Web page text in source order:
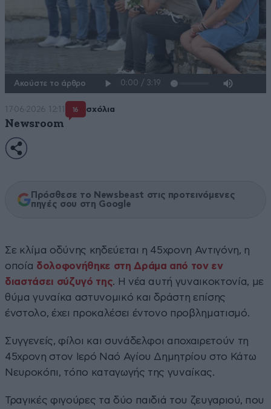
Ακούστε το άρθρο
17·06·2026 12:11 16 σχόλια
Newsroom
Πρόσθεσε το Newsbeast στις προτεινόμενες
πηγές σου στη Google
Σε κλίμα οδύνης κηδεύεται η 45χρονη Αντιγόνη, η
οποία δολοφονήθηκε στη Δράμα από τον εν
διαστάσει σύζυγό της. Η νέα αυτή γυναικοκτονία, με
θύμα γυναίκα αστυνομικό και δράστη επίσης
ένστολο, έχει προκαλέσει έντονο προβληματισμό.
Συγγενείς, φίλοι και συνάδελφοι αποχαιρετούν τη
45χρονη στον Ιερό Ναό Αγίου Δημητρίου στο Κάτω
Νευροκόπι, τόπο καταγωγής της γυναίκας.
Τραγικές φιγούρες τα δύο παιδιά του ζευγαριού, που